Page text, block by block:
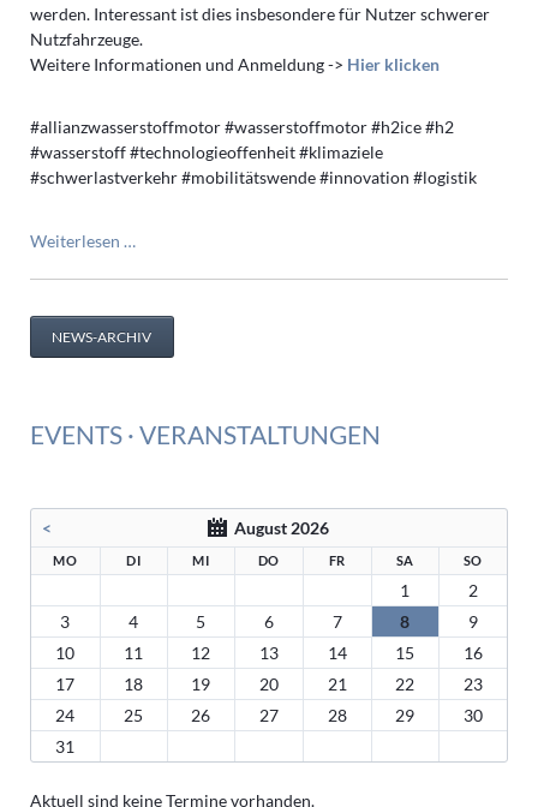
werden. Interessant ist dies insbesondere für Nutzer schwerer
Nutzfahrzeuge.
Weitere Informationen und Anmeldung -> Hier klicken
#allianzwasserstoffmotor #wasserstoffmotor #h2ice #h2
#wasserstoff #technologieoffenheit #klimaziele
#schwerlastverkehr #mobilitätswende #innovation #logistik
Weiterlesen …
H2BW
Plattform
2026
NEWS-ARCHIV
EVENTS · VERANSTALTUNGEN
< August 2026
MO DI MI DO FR SA SO
1
2
3
4 5 6 7 8
9
10
11 12 13 14 15
16
17
18 19 20 21 22
23
24
25 26 27 28 29
30
31
Aktuell sind keine Termine vorhanden.